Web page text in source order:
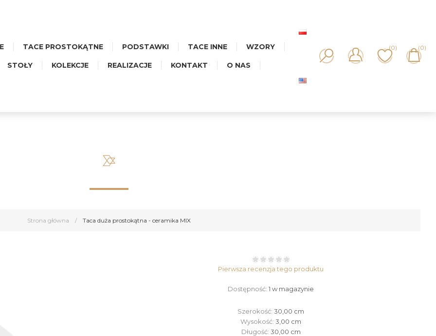
TACE PROSTOKĄTNE PODSTAWKI TACE INNE WZORY
STOŁY KOLEKCJE REALIZACJE KONTAKT O NAS
(0) (0)
Strona główna / Taca duża prostokątna - ceramika MIX
Pierwsza recenzja tego produktu
Dostępność: 1 w magazynie
Szerokość:30,00 cm
Wysokość:3,00 cm
Długość: 30,00 cm